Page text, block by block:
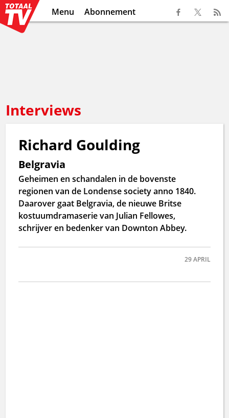
Menu Abonnement
Interviews
Richard Goulding
Belgravia
Geheimen en schandalen in de bovenste
regionen van de Londense society anno 1840.
Daarover gaat Belgravia, de nieuwe Britse
kostuumdramaserie van Julian Fellowes,
schrijver en bedenker van Downton Abbey.
29APRIL